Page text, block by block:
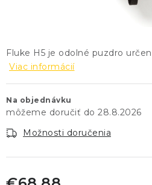
GDPR
Fluke H5 je odolné puzdro
Viac informácií
Na objednávku
28.8.2026
Možnosti doručenia